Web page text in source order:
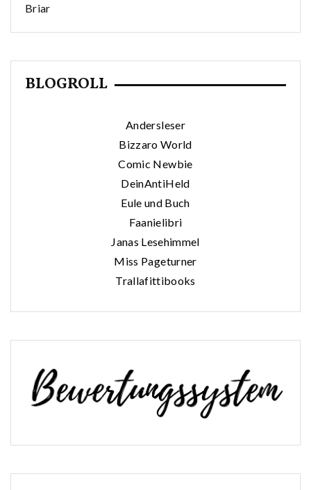
Briar
BLOGROLL
Andersleser
Bizzaro World
Comic Newbie
DeinAntiHeld
Eule und Buch
Faanielibri
Janas Lesehimmel
Miss Pageturner
Trallafittibooks